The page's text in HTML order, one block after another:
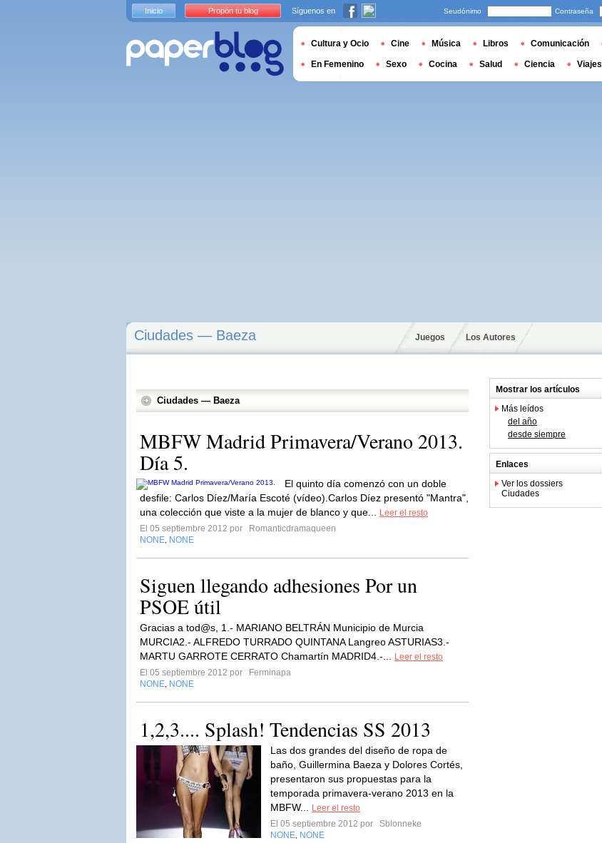
Ciudades — Baeza Juegos Los Autores
Ciudades — Baeza
MBFW Madrid Primavera/Verano 2013.
Día 5.
El quinto día comenzó con un doble
desfile: Carlos Díez/María Escoté (vídeo).Carlos Díez presentó "Mantra",
una colección que viste a la mujer de blanco y que...
Leer el resto
El 05 septiembre 2012 por
Romanticdramaqueen
NONE NONE
Siguen llegando adhesiones Por un
PSOE útil
Gracias a tod@s, 1.- MARIANO BELTRÁN Municipio de Murcia
MURCIA2.- ALFREDO TURRADO QUINTANA Langreo ASTURIAS3.-
MARTU GARROTE CERRATO Chamartín MADRID4.-...
Leer el resto
El 05 septiembre 2012 por
Ferminapa
NONE NONE
1,2,3.... Splash! Tendencias SS 2013
Las dos grandes del diseño de ropa de
baño, Guillermina Baeza y Dolores Cortés,
presentaron sus propuestas para la
temporada primavera-verano 2013 en la
MBFW...
Leer el resto
El 05 septiembre 2012 por
Sblonneke
NONE NONE
Mostrar los artículos
Más leídos
del año
desde siempre
Enlaces
Ver los dossiers
Ciudades
Inicio Propón tu blog Síguenos en Seudónimo Contraseña
Cultura y Ocio Cine Música Libros Comunicación
En Femenino Sexo Cocina Salud Ciencia Viajes